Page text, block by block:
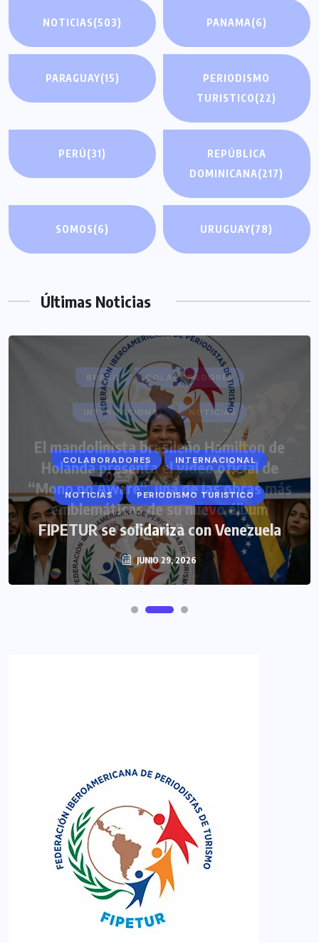
NOTICIAS(503) PANAMA(6)
PARAGUAY(15)
PERIODISMO
TURISTICO(22)
PERÚ(31)
REPÚBLICA
DOMINICANA(217)
SOMOS(6) URUGUAY(78)
Últimas Noticias
COLABORADORES INTERNACIONAL
NOTICIAS PERIODISMO TURISTICO
FIPETUR se solidariza con Venezuela
JUNIO 29, 2026